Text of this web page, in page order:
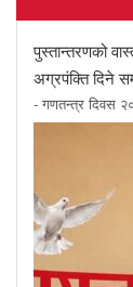
पुस्तान्तरणको
अग्रपंक्ति दिने
- गणतन्त्र दिवस